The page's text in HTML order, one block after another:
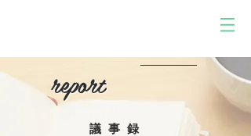
report
report
議事録